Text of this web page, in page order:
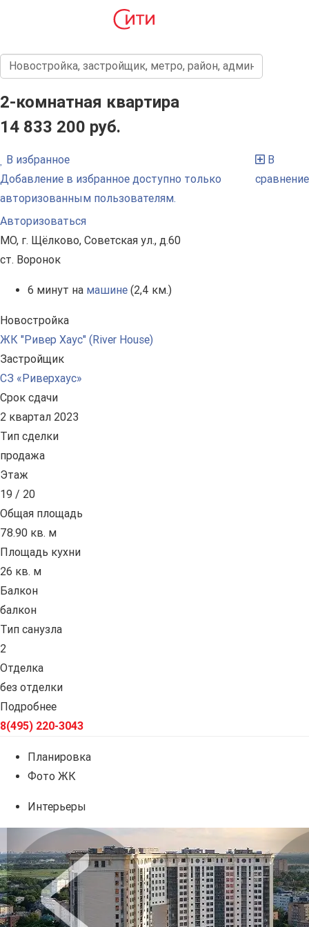
2-комнатная квартира
14 833 200 руб.
В избранное
Добавление в избранное доступно только
авторизованным пользователям.
Авторизоваться
В
сравнение
МО, г. Щёлково, Советская ул., д.60
ст. Воронок
6 минут на машине (2,4 км.)
Новостройка
ЖК "Ривер Хаус" (River Нouse)
Застройщик
СЗ «Риверхаус»
Срок сдачи
2 квартал 2023
Тип сделки
продажа
Этаж
19 / 20
Общая площадь
78.90 кв. м
Площадь кухни
26 кв. м
Балкон
балкон
Тип санузла
2
Отделка
без отделки
Подробнее
8(495) 220-3043
Планировка
Фото ЖК
Интерьеры